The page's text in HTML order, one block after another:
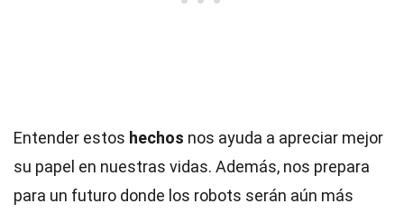
Entender estos hechos nos ayuda a apreciar mejor
su papel en nuestras vidas. Además, nos prepara
para un futuro donde los robots serán aún más